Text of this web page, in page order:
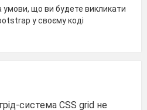
умови, що ви будете викликати
у своєму коді
система CSS grid не